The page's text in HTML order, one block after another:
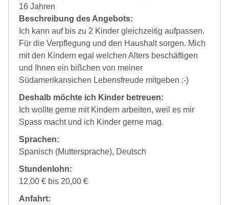
16 Jahren
Beschreibung des Angebots:
Ich kann auf bis zu 2 Kinder gleichzeitig aufpassen.
Für die Verpflegung und den Haushalt sorgen. Mich
mit den Kindern egal welchen Alters beschäftigen
und Ihnen ein bißchen von meiner
Südamerikansichen Lebensfreude mitgeben :-)
Deshalb möchte ich Kinder betreuen:
Ich wollte gerne mit Kindern arbeiten, weil es mir
Spass macht und ich Kinder gerne mag.
Sprachen:
Spanisch (Muttersprache), Deutsch
Stundenlohn:
12,00 € bis 20,00 €
Anfahrt: